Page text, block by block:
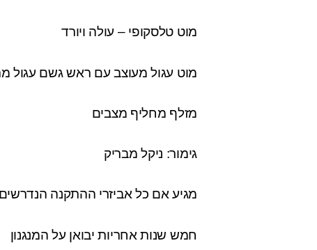
מוט טלסקופי – עולה ויורד
מוט עגול מעוצב עם ראש גשם עגול
מזלף מחליף מצבים
גימור: ניקל מבריק
מגיע אם כל אביזרי ההתקנה הנדרשים
חמש שנות אחריות יבואן על המנגנון